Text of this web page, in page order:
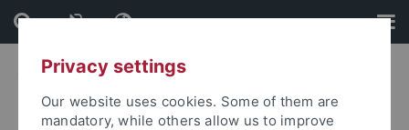
Skip
to
content
Skip
to
footerPrivacy settings
Our website uses cookies. Some of them are
mandatory, while others allow us to improve